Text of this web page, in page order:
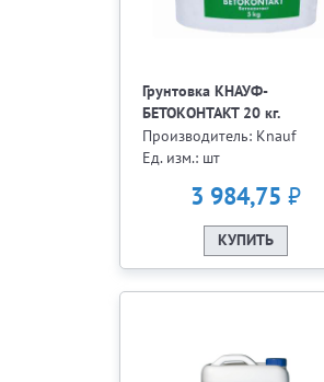
Грунтовка КНАУФ-
БЕТОКОНТАКТ 20 кг.
Производитель: Knauf
Ед. изм.: шт
3 984,75 ₽
КУПИТЬ